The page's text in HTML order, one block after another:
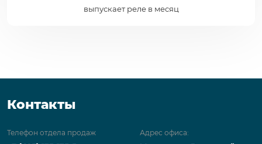
выпускает реле в месяц
Контакты
Телефон отдела продаж Адрес офиса: